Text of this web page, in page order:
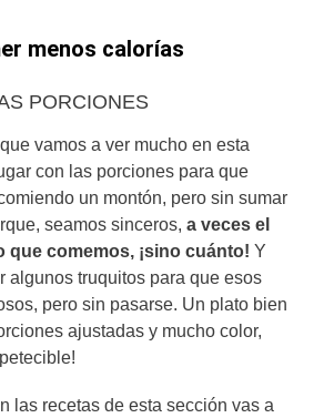
menos calorías
PORCIONES
vamos a ver mucho en esta
con las porciones para que
un montón, pero sin sumar
seamos sinceros, a veces el
que comemos, ¡sino cuánto! Y
algunos truquitos para que esos
pero sin pasarse. Un plato bien
ajustadas y mucho color,
las recetas de esta sección vas a